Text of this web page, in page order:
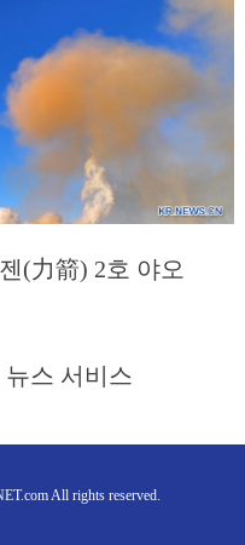
(力箭) 2호 야오
스 서비스
All rights reserved.